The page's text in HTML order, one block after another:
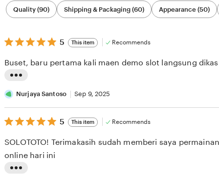
Filter
by
category
Quality (90) Shipping & Packaging (60) Appearance (50)
5
out
5
stars
5 This item Recommends
i
s
t
n
g
Buset, baru pertama kali maen demo slot langsung
Nurjaya Santoso Sep 9, 2025
5
out
5
stars
5 This item Recommends
SOLOTOTO! Terimakasih sudah memberi saya
online hari ini